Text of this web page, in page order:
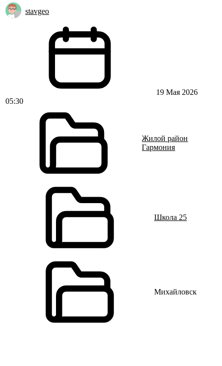
stavgeo
19 Мая 2026
05:30
Жилой район
Гармония
Школа 25
Михайловск